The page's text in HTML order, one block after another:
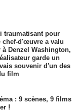
traumatisant pour
chef-d'œuvre a valu
à Denzel Washington,
garde un
souvenir d'un des
film
: 9 scènes, 9 films
!